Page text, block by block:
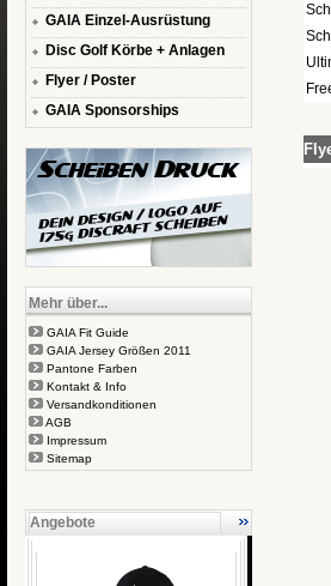
GAIA Einzel-Ausrüstung
Disc Golf Körbe + Anlagen
Flyer / Poster
GAIA Sponsorships
Mehr über...
GAIA Fit Guide
GAIA Jersey Größen 2011
Pantone Farben
Kontakt & Info
Versandkonditionen
AGB
Impressum
Sitemap
Angebote